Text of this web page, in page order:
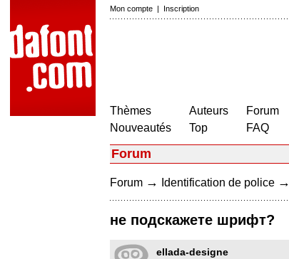
Mon compte | Inscription
Thèmes
Nouveautés
Auteurs
Top
Forum
FAQ
Forum
Forum → Identification de police →
не подскажете шрифт?
ellada-designe